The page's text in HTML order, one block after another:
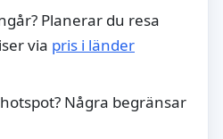
Planerar du resa
via pris i länder
Några begränsar